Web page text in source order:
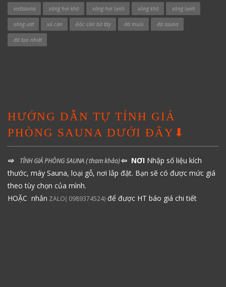
vietsauna xông hơi khô xông hơi lạnh xông khô xông lạnh
xông ướt xả cặn Độc cần bờ tây đá muối đá sauna
đá tạo nhiệt
HƯỚNG DẪN TỰ TÍNH GIÁ
PHÒNG SAUNA DƯỚI ĐÂY⬇
⇨ TÍNH GIÁ PHÒNG SAUNA( tham khảo)⇦ NƠI Nhập số liệu kích
thước, máy Sauna, loại gỗ, nơi lắp đặt. Bạn sẽ có được mức giá
theo tùy chọn của mình.
HOẶC nhắn ZALO( 0989374524) để được HT báo giá chi tiết